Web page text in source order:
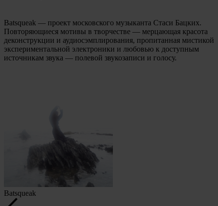
Batsqueak — проект московского музыканта Стаси Бацких.
Повторяющиеся мотивы в творчестве — мерцающая красота
деконструкции и аудиосэмплирования, пропитанная мистикой
экспериментальной электроники и любовью к доступным
источникам звука — полевой звукозаписи и голосу.
Batsqueak